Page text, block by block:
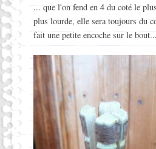
... que l'on fend en 4 du coté le
plus lourde, elle sera toujours du
fait une petite encoche sur le